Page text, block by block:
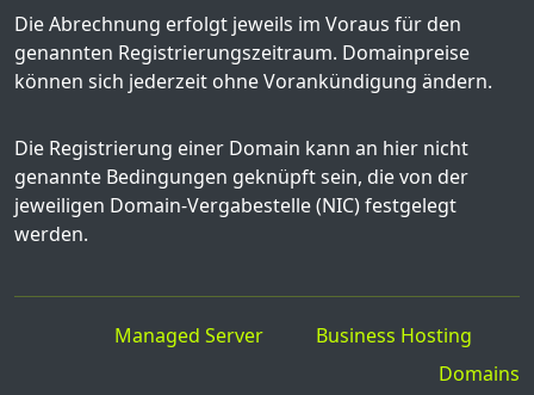
Die Abrechnung erfolgt jeweils im Voraus für den
genannten Registrierungszeitraum. Domainpreise
können sich jederzeit ohne Vorankündigung ändern.
Die Registrierung einer Domain kann an hier nicht
genannte Bedingungen geknüpft sein, die von der
jeweiligen Domain-Vergabestelle (NIC) festgelegt
werden.
Managed Server
Business Hosting
Domains